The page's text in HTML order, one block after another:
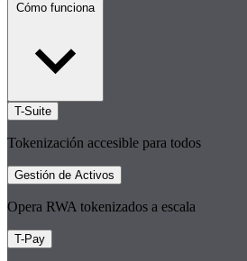
Cómo funciona
T-Suite
Tokenización accesible para todos
Gestión de Activos
Opera RWA tokenizados a escala
T-Pay